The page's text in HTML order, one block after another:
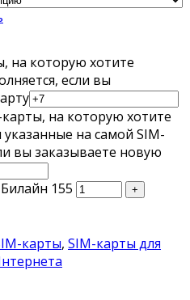
на которую хотите
если вы
на которую хотите
на самой SIM-
вы заказываете новую
155
карты, SIM-карты для